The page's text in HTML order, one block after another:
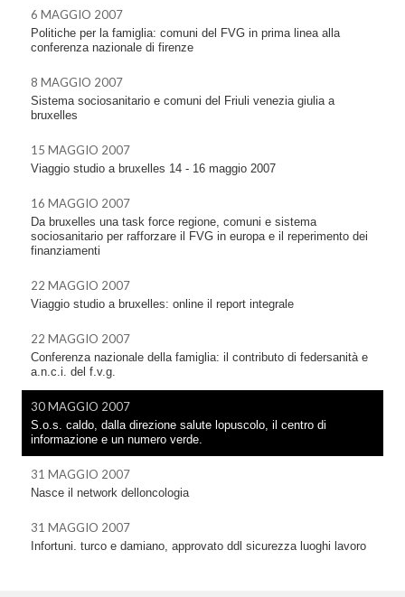
6 MAGGIO 2007
Politiche per la famiglia: comuni del FVG in prima linea alla
conferenza nazionale di firenze
8 MAGGIO 2007
Sistema sociosanitario e comuni del Friuli venezia giulia a
bruxelles
15 MAGGIO 2007
Viaggio studio a bruxelles 14 - 16 maggio 2007
16 MAGGIO 2007
Da bruxelles una task force regione, comuni e sistema
sociosanitario per rafforzare il FVG in europa e il reperimento dei
finanziamenti
22 MAGGIO 2007
Viaggio studio a bruxelles: online il report integrale
22 MAGGIO 2007
Conferenza nazionale della famiglia: il contributo di federsanità e
a.n.c.i. del f.v.g.
30 MAGGIO 2007
S.o.s. caldo, dalla direzione salute lopuscolo, il centro di
informazione e un numero verde.
31 MAGGIO 2007
Nasce il network delloncologia
31 MAGGIO 2007
Infortuni. turco e damiano, approvato ddl sicurezza luoghi lavoro